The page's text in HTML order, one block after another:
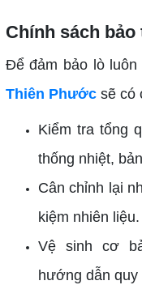
Chính sách bảo
Để đảm bảo lò
Thiên Phướcsẽ có
Kiểm tra tổng
thống nhiệt,
Cân chỉnh lại
kiệm nhiên liệu.
Vệ sinh cơ
hướng dẫn quy